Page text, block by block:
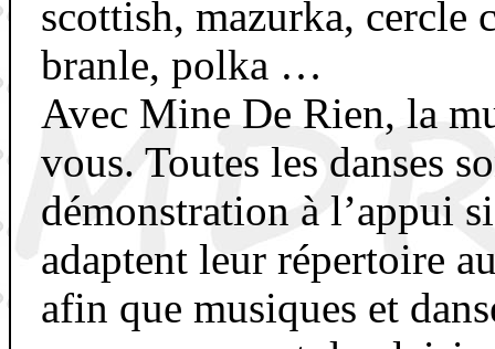
scottish, mazurka, cercle
branle, polka …
Avec Mine De Rien, la
vous. Toutes les danses
démonstration à l’appui
adaptent leur répertoire
afin que musiques et